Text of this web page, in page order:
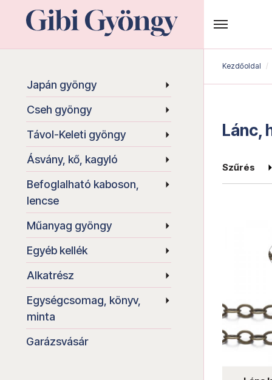
Japán gyöngy
Cseh gyöngy
Távol-Keleti gyöngy
Ásvány, kő, kagyló
Befoglalható kaboson,
lencse
Műanyag gyöngy
Egyéb kellék
Alkatrész
Egységcsomag, könyv,
minta
Garázsvásár
Kezdőoldal
Lánc,
Szűrés